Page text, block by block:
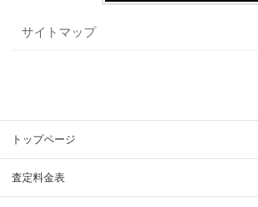
サイトマップ
トップページ
査定料金表